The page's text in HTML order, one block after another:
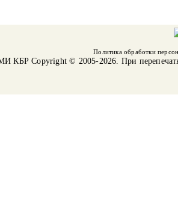
Политика обработки
КБРCopyright © 2005-2026. При